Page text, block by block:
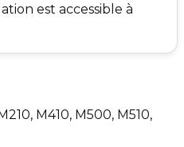
est accessible à
M410, M500, M510,